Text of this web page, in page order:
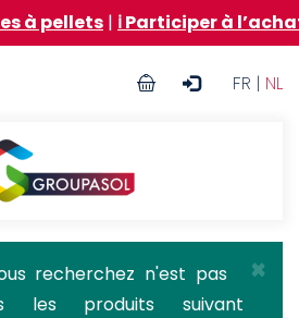
|ℹ️ Participer à l’achat groupé
FR | NL
User
×
recherchez n'est pas
les produits suivant